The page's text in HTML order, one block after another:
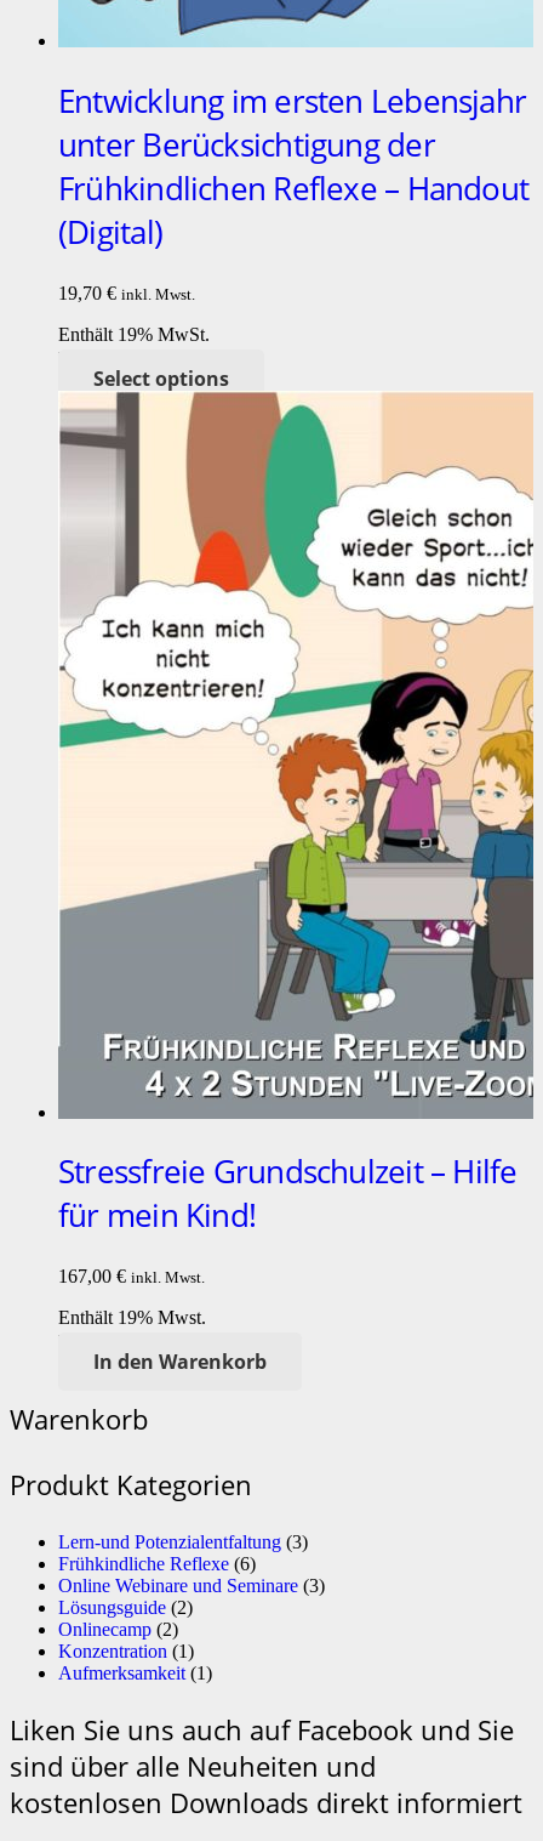
Entwicklung im ersten Lebensjahr
unter Berücksichtigung der
Frühkindlichen Reflexe – Handout
(Digital)
19,70 € inkl. Mwst.
Enthält 19% MwSt.
Lieferzeit: nicht angegeben
Select options
Stressfreie Grundschulzeit – Hilfe
für mein Kind!
167,00 € inkl. Mwst.
Enthält 19% Mwst.
Lieferzeit: nicht angegeben
In den Warenkorb
Warenkorb
Produkt Kategorien
Lern-und Potenzialentfaltung (3)
Frühkindliche Reflexe (6)
Online Webinare und Seminare (3)
Lösungsguide (2)
Onlinecamp (2)
Konzentration (1)
Aufmerksamkeit (1)
Liken Sie uns auch auf Facebook und Sie
sind über alle Neuheiten und
kostenlosen Downloads direkt informiert